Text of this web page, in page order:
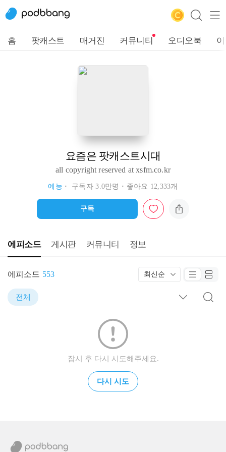
홈 팟캐스트 매거진 커뮤니티 오디오북
요즘은 팟캐스트시대
all copyright reserved at xsfm.co.kr
예능 구독자 3.0만명 좋아요 12,333개
구독
에피소드 게시판 커뮤니티 정보
에피소드 553 최신순
전체
잠시 후 다시 시도해주세요.
다시 시도